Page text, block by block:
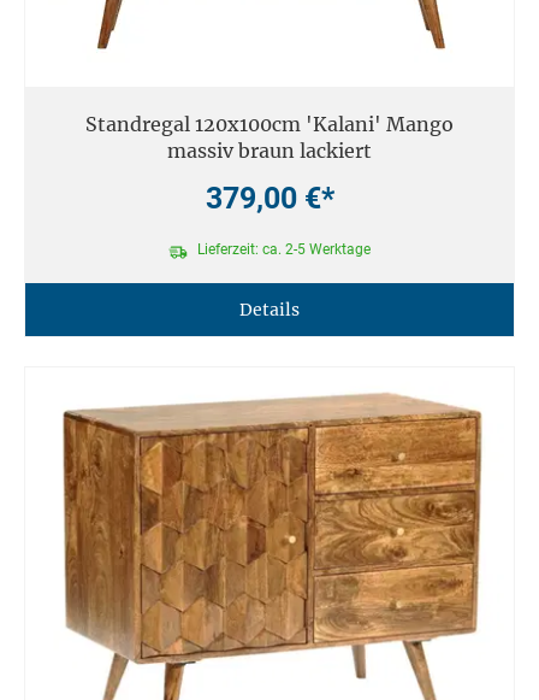
Standregal 120x100cm 'Kalani' Mango
massiv braun lackiert
379,00 €*
Lieferzeit: ca. 2-5 Werktage
Details